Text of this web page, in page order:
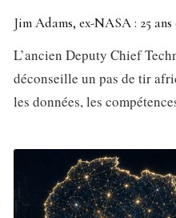
Jim Adams, ex-NASA : 25
L’ancien Deputy Chief
déconseille un pas de tir
les données, les